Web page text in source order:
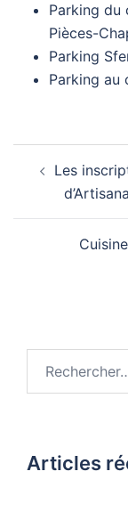
Parking du
Pièces-
Parking
Parking au
d’article
Les
Articles